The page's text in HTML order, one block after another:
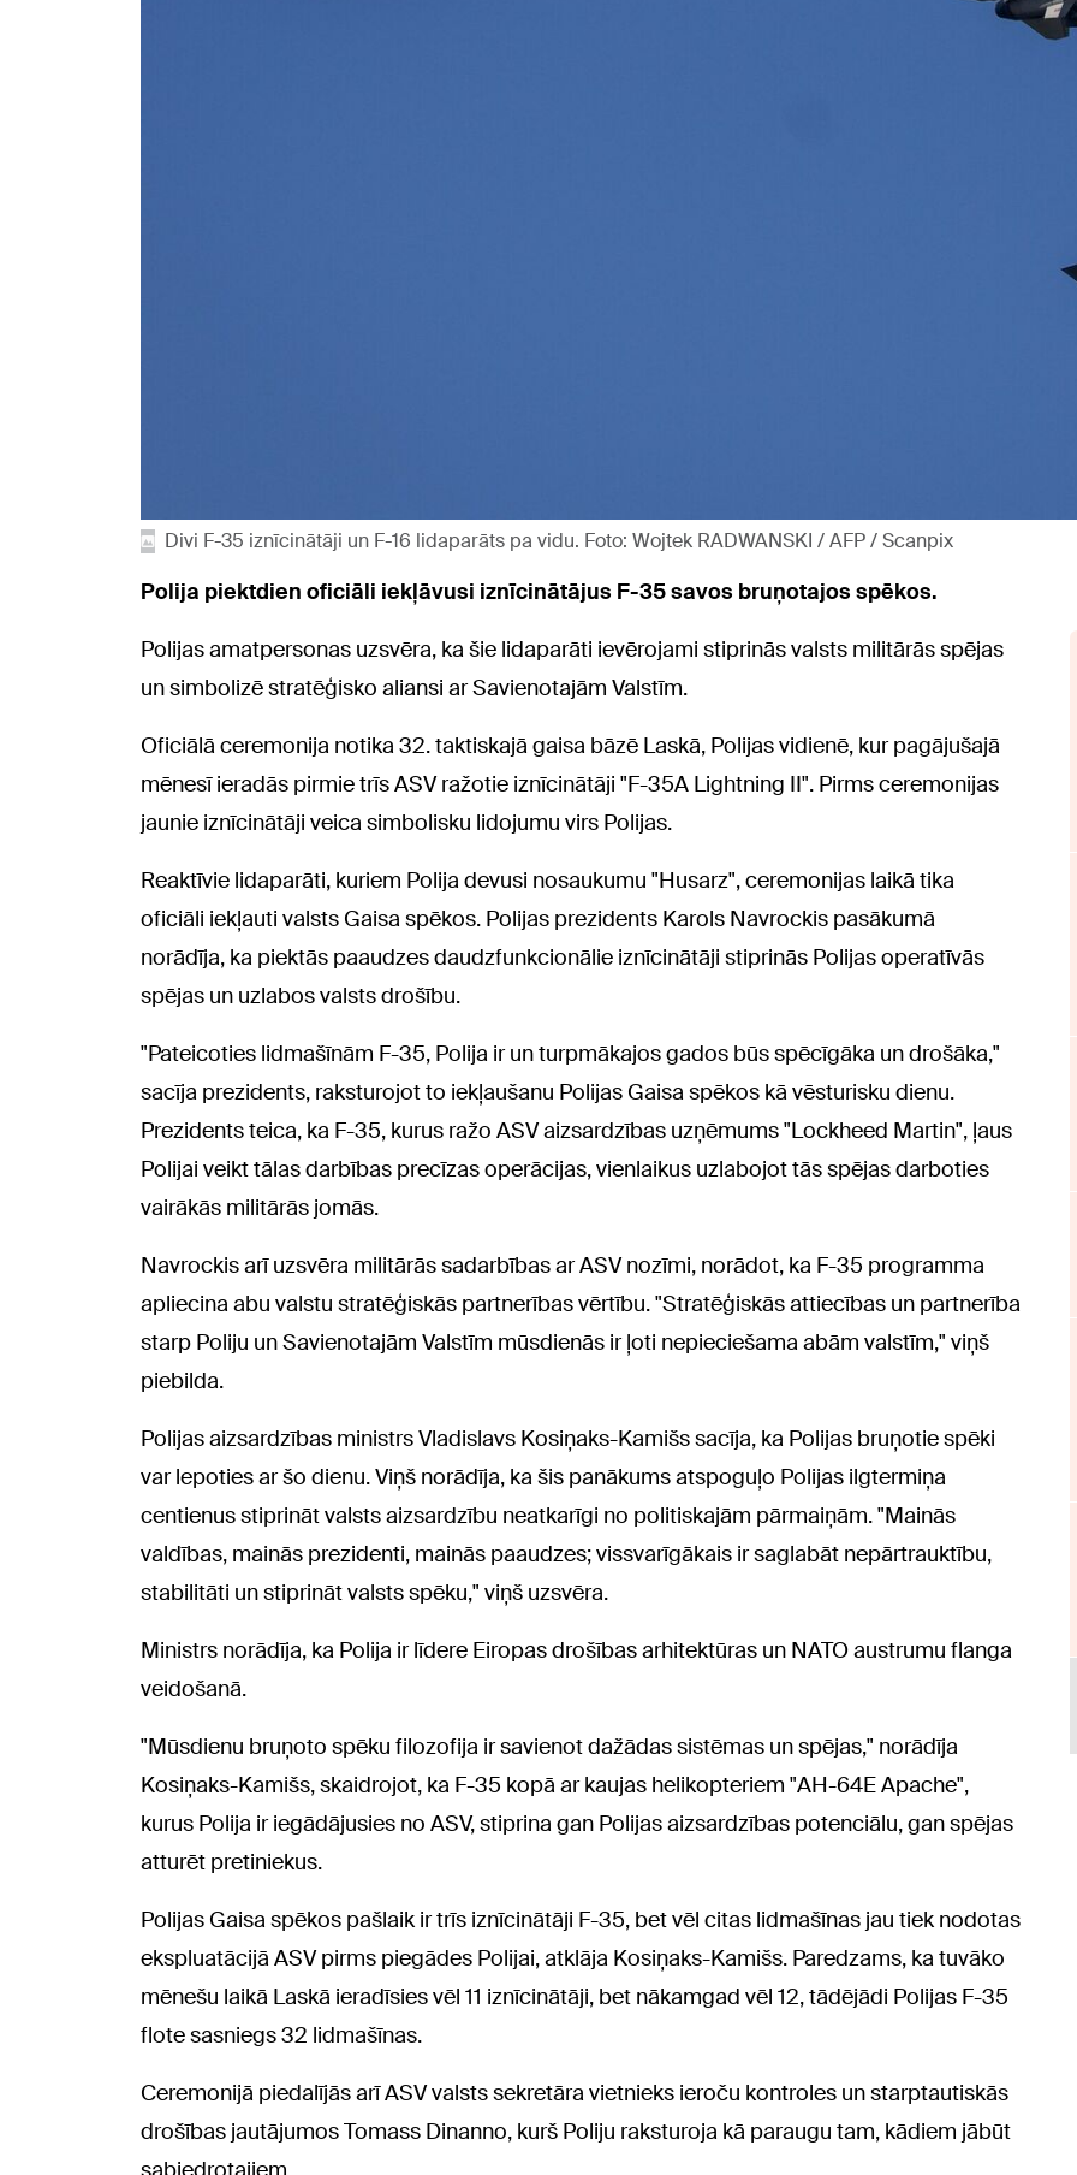
Divi F-35 iznīcinātāji un F-16 lidaparāts pa vidu. Foto: Wojtek RADWANSKI / AFP / Scanpix
Polija piektdien oficiāli iekļāvusi iznīcinātājus F-35 savos bruņotajos spēkos.
Polijas amatpersonas uzsvēra, ka šie lidaparāti ievērojami stiprinās valsts militārās spējas
un simbolizē stratēģisko aliansi ar Savienotajām Valstīm.
Oficiālā ceremonija notika 32. taktiskajā gaisa bāzē Laskā, Polijas vidienē, kur pagājušajā
mēnesī ieradās pirmie trīs ASV ražotie iznīcinātāji "F-35A Lightning II". Pirms ceremonijas
jaunie iznīcinātāji veica simbolisku lidojumu virs Polijas.
Reaktīvie lidaparāti, kuriem Polija devusi nosaukumu "Husarz", ceremonijas laikā tika
oficiāli iekļauti valsts Gaisa spēkos. Polijas prezidents Karols Navrockis pasākumā
norādīja, ka piektās paaudzes daudzfunkcionālie iznīcinātāji stiprinās Polijas operatīvās
spējas un uzlabos valsts drošību.
"Pateicoties lidmašīnām F-35, Polija ir un turpmākajos gados būs spēcīgāka un drošāka,"
sacīja prezidents, raksturojot to iekļaušanu Polijas Gaisa spēkos kā vēsturisku dienu.
Prezidents teica, ka F-35, kurus ražo ASV aizsardzības uzņēmums "Lockheed Martin", ļaus
Polijai veikt tālas darbības precīzas operācijas, vienlaikus uzlabojot tās spējas darboties
vairākās militārās jomās.
Navrockis arī uzsvēra militārās sadarbības ar ASV nozīmi, norādot, ka F-35 programma
apliecina abu valstu stratēģiskās partnerības vērtību. "Stratēģiskās attiecības un partnerība
starp Poliju un Savienotajām Valstīm mūsdienās ir ļoti nepieciešama abām valstīm," viņš
piebilda.
Polijas aizsardzības ministrs Vladislavs Kosiņaks-Kamišs sacīja, ka Polijas bruņotie spēki
var lepoties ar šo dienu. Viņš norādīja, ka šis panākums atspoguļo Polijas ilgtermiņa
centienus stiprināt valsts aizsardzību neatkarīgi no politiskajām pārmaiņām. "Mainās
valdības, mainās prezidenti, mainās paaudzes; vissvarīgākais ir saglabāt nepārtrauktību,
stabilitāti un stiprināt valsts spēku," viņš uzsvēra.
Ministrs norādīja, ka Polija ir līdere Eiropas drošības arhitektūras un NATO austrumu flanga
veidošanā.
"Mūsdienu bruņoto spēku filozofija ir savienot dažādas sistēmas un spējas," norādīja
Kosiņaks-Kamišs, skaidrojot, ka F-35 kopā ar kaujas helikopteriem "AH-64E Apache",
kurus Polija ir iegādājusies no ASV, stiprina gan Polijas aizsardzības potenciālu, gan spējas
atturēt pretiniekus.
Polijas Gaisa spēkos pašlaik ir trīs iznīcinātāji F-35, bet vēl citas lidmašīnas jau tiek nodotas
ekspluatācijā ASV pirms piegādes Polijai, atklāja Kosiņaks-Kamišs. Paredzams, ka tuvāko
mēnešu laikā Laskā ieradīsies vēl 11 iznīcinātāji, bet nākamgad vēl 12, tādējādi Polijas F-35
flote sasniegs 32 lidmašīnas.
Ceremonijā piedalījās arī ASV valsts sekretāra vietnieks ieroču kontroles un starptautiskās
drošības jautājumos Tomass Dinanno, kurš Poliju raksturoja kā paraugu tam, kādiem jābūt